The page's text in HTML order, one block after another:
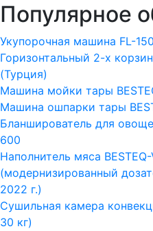
Популярное
Укупорочная машина FL-150
Горизонтальный 2-х
(Турция)
Машина мойки тары
Машина ошпарки тары
Бланширователь для
600
Наполнитель мяса
(модернизированный
2022 г.)
Сушильная камера
30 кг)